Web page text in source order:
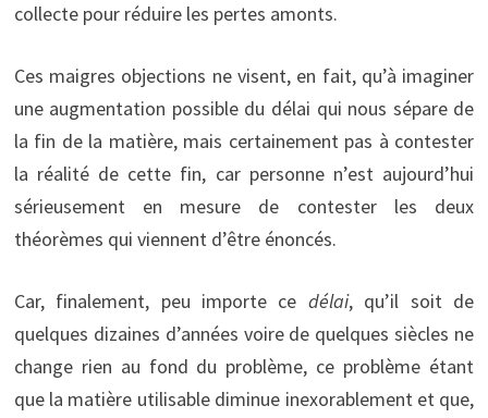
collecte pour réduire les pertes amonts.
Ces maigres objections ne visent, en fait, qu’à imaginer
une augmentation possible du délai qui nous sépare de
la fin de la matière, mais certainement pas à contester
la réalité de cette fin, car personne n’est aujourd’hui
sérieusement en mesure de contester les deux
théorèmes qui viennent d’être énoncés.
Car, finalement, peu importe ce délai, qu’il soit de
quelques dizaines d’années voire de quelques siècles ne
change rien au fond du problème, ce problème étant
que la matière utilisable diminue inexorablement et que,